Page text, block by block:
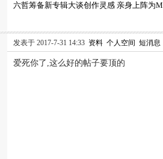
六哲筹备新专辑大谈创作灵感 亲身上阵为
发表于 2017-7-31 14:33 资料 个人空间 短消息
爱死你了,这么好的帖子要顶的